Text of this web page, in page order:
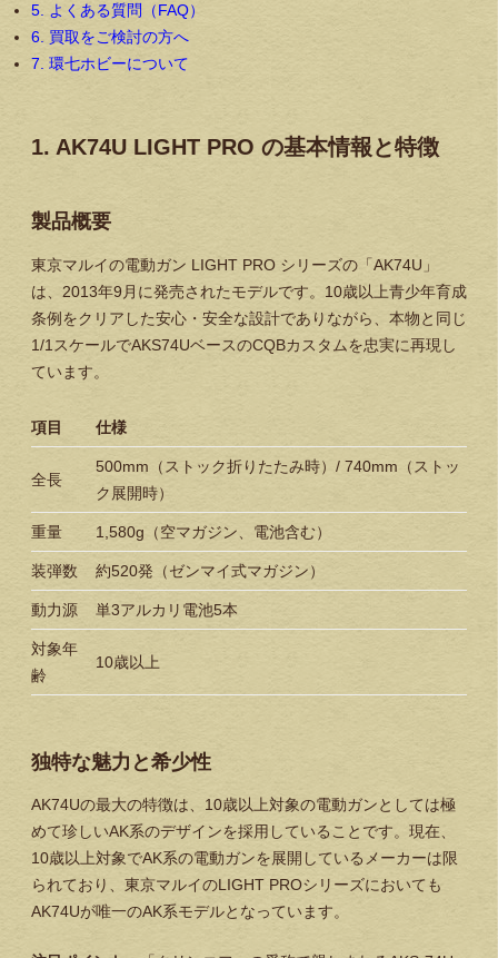
5. よくある質問（FAQ）
6. 買取をご検討の方へ
7. 環七ホビーについて
1. AK74U LIGHT PRO の基本情報と特徴
製品概要
東京マルイの電動ガン LIGHT PRO シリーズの「AK74U」
は、2013年9月に発売されたモデルです。10歳以上青少年育成
条例をクリアした安心・安全な設計でありながら、本物と同じ
1/1スケールでAKS74UベースのCQBカスタムを忠実に再現し
ています。
項目 仕様
全長
500mm（ストック折りたたみ時）/ 740mm（ストッ
ク展開時）
重量 1,580g（空マガジン、電池含む）
装弾数 約520発（ゼンマイ式マガジン）
動力源 単3アルカリ電池5本
対象年
齢
10歳以上
独特な魅力と希少性
AK74Uの最大の特徴は、10歳以上対象の電動ガンとしては極
めて珍しいAK系のデザインを採用していることです。現在、
10歳以上対象でAK系の電動ガンを展開しているメーカーは限
られており、東京マルイのLIGHT PROシリーズにおいても
AK74Uが唯一のAK系モデルとなっています。